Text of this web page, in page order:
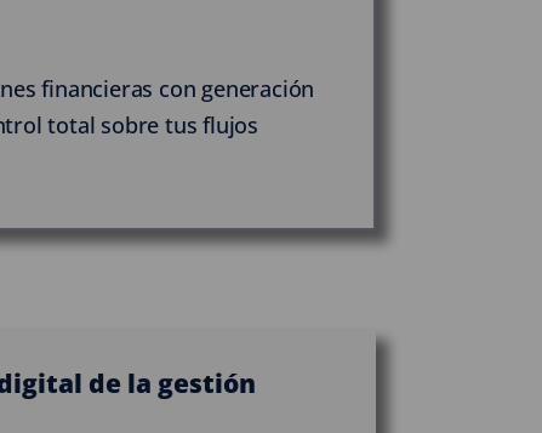
financieras con generación
total sobre tus flujos
de la gestión